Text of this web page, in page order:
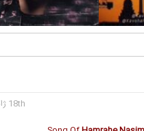
18th ژانویه 2018